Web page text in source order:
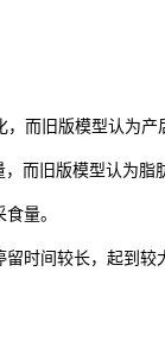
旧版模型认为产
旧版模型认为脂
量。
间较长，起到较